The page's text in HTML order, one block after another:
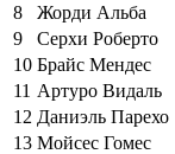
8
Жорди Альба
9
Серхи Роберто
10 Брайс Мендес
11 Артуро Видаль
12 Даниэль Парехо
13 Мойсес Гомес